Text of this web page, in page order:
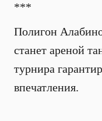
***
Полигон
станет ареной
турнира
впечатления.